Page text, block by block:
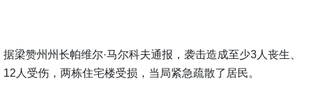
据梁赞州州长帕维尔·马尔科夫通报，袭击造成至少3人丧生、
12人受伤，两栋住宅楼受损，当局紧急疏散了居民。